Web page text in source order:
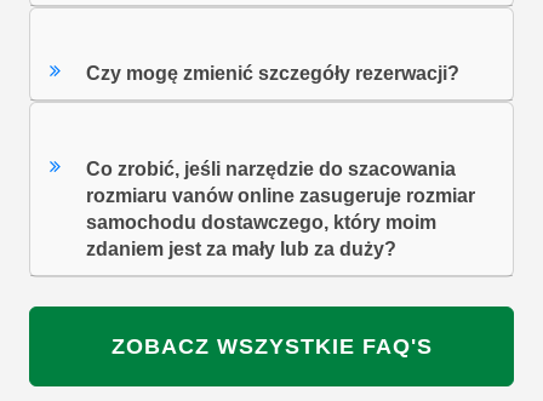
Czy mogę zmienić szczegóły rezerwacji?
Co zrobić, jeśli narzędzie do szacowania
rozmiaru vanów online zasugeruje rozmiar
samochodu dostawczego, który moim
zdaniem jest za mały lub za duży?
ZOBACZ WSZYSTKIE FAQ'S